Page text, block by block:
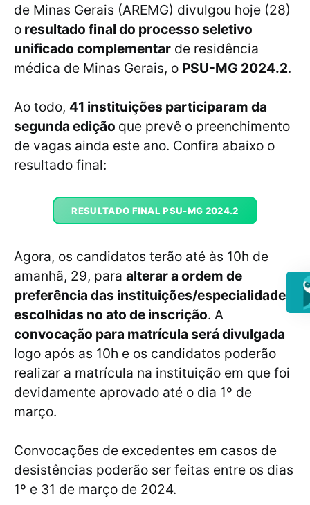
de Minas Gerais (AREMG) divulgou hoje (28)
o resultado final do processo seletivo
unificado complementar de residência
médica de Minas Gerais, o PSU-MG 2024.2.
Ao todo, 41 instituições participaram da
segunda edição que prevê o preenchimento
de vagas ainda este ano. Confira abaixo o
resultado final:
RESULTADO FINAL PSU-MG 2024.2
Agora, os candidatos terão até às 10h de
amanhã, 29, para alterar a ordem de
preferência das instituições/especialidades
escolhidas no ato de inscrição. A
convocação para matrícula será divulgada
logo após as 10h e os candidatos poderão
realizar a matrícula na instituição em que foi
devidamente aprovado até o dia 1º de
março.
Convocações de excedentes em casos de
desistências poderão ser feitas entre os dias
1º e 31 de março de 2024.